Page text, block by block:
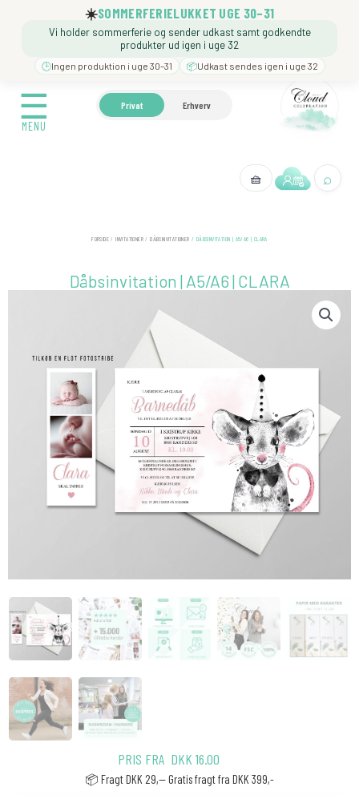
☀️SOMMERFERIELUKKET UGE 30–31
Vi holder sommerferie og sender udkast samt godkendte
produkter ud igen i uge 32
🕒Ingen produktion i uge 30–31 📦Udkast sendes igen i uge 32
☰
MENU
Privat Erhverv
🧺 ⌕
☰
MENU
🍼 BARNEDÅB ❓️ BESØG
FORSIDE/INVITATIONER /DÅBSINVITATIONER / DÅBSINVITATION | A5/A6 | CLARA
Dåbsinvitation | A5/A6 | CLARA
PRIS FRA DKK16.00
📦 Fragt DKK 29,-- Gratis fragt fra DKK 399,-